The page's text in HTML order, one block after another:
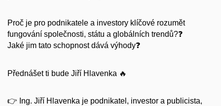
Proč je pro podnikatele a investory klíčové rozumět
fungování společnosti, státu a globálních trendů?❓
Jaké jim tato schopnost dává výhody❓
Přednášet ti bude Jiří Hlavenka 🔥
👉 Ing. Jiří Hlavenka je podnikatel, investor a publicista,